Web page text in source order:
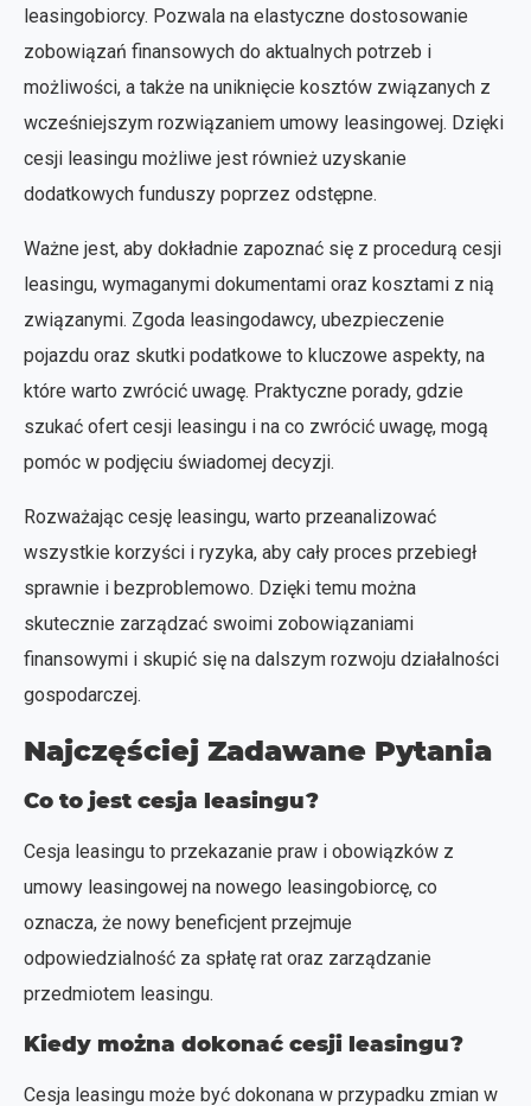
leasingobiorcy. Pozwala na elastyczne dostosowanie
zobowiązań finansowych do aktualnych potrzeb i
możliwości, a także na uniknięcie kosztów związanych z
wcześniejszym rozwiązaniem umowy leasingowej. Dzięki
cesji leasingu możliwe jest również uzyskanie
dodatkowych funduszy poprzez odstępne.
Ważne jest, aby dokładnie zapoznać się z procedurą cesji
leasingu, wymaganymi dokumentami oraz kosztami z nią
związanymi. Zgoda leasingodawcy, ubezpieczenie
pojazdu oraz skutki podatkowe to kluczowe aspekty, na
które warto zwrócić uwagę. Praktyczne porady, gdzie
szukać ofert cesji leasingu i na co zwrócić uwagę, mogą
pomóc w podjęciu świadomej decyzji.
Rozważając cesję leasingu, warto przeanalizować
wszystkie korzyści i ryzyka, aby cały proces przebiegł
sprawnie i bezproblemowo. Dzięki temu można
skutecznie zarządzać swoimi zobowiązaniami
finansowymi i skupić się na dalszym rozwoju działalności
gospodarczej.
Najczęściej Zadawane Pytania
Co to jest cesja leasingu?
Cesja leasingu to przekazanie praw i obowiązków z
umowy leasingowej na nowego leasingobiorcę, co
oznacza, że nowy beneficjent przejmuje
odpowiedzialność za spłatę rat oraz zarządzanie
przedmiotem leasingu.
Kiedy można dokonać cesji leasingu?
Cesja leasingu może być dokonana w przypadku zmian w